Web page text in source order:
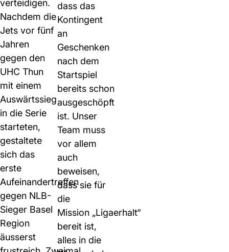
verteidigen.
Nachdem die
Jets vor fünf
Jahren
gegen den
UHC Thun
mit einem
Auswärtssieg
in die Serie
starteten,
gestaltete
sich das
erste
Aufeinandertreffen
gegen NLB-
Sieger Basel
Region
äusserst
dass das
Kontingent
an
Geschenken
nach dem
Startspiel
bereits schon
ausgeschöpft
ist. Unser
Team muss
vor allem
auch
beweisen,
dass sie für
die
Mission „Ligaerhalt“
bereit ist,
alles in die